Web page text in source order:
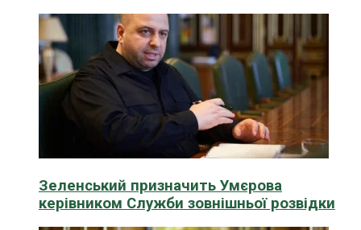
Зеленський призначить Умєрова
керівником Служби зовнішньої розвідки